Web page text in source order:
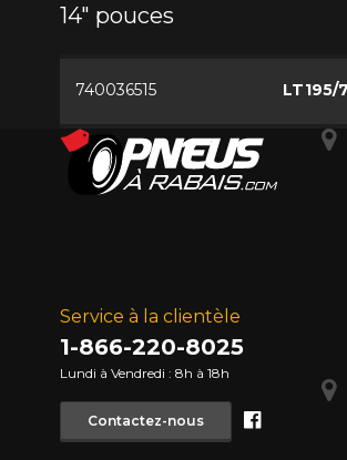
14" pouces
740036515 LT195/
Service à la clientèle
1-866-220-8025
Lundi à Vendredi : 8h à 18h
Contactez-nous